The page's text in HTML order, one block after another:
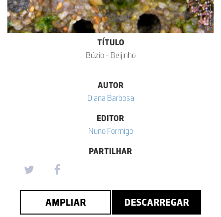
TÍTULO
Búzio - Beijinho
AUTOR
Diana Barbosa
EDITOR
Nuno Formigo
PARTILHAR
AMPLIAR DESCARREGAR